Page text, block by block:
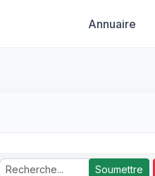
Annuaire
Soumettre